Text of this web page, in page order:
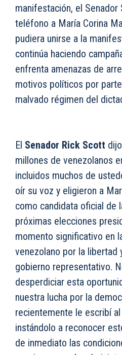
manifestación, el
teléfono a María Corina
pudiera unirse a la
continúa haciendo
enfrenta amenazas de
motivos políticos por
malvado régimen del
El Senador Rick Scott
millones de venezolanos
incluidos muchos de
oír su voz y eligieron a
como candidata oficial de
próximas elecciones
momento significativo en
venezolano por la libertad
gobierno representativo.
desperdiciar esta
nuestra lucha por la
recientemente le escribí
instándolo a reconocer
de inmediato las